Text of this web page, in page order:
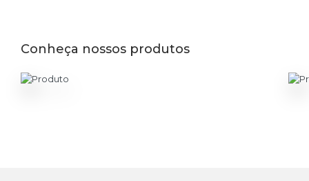
Conheça nossos produtos